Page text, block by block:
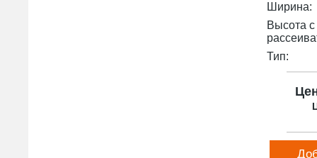
Ширина:
Высота с
Тип: